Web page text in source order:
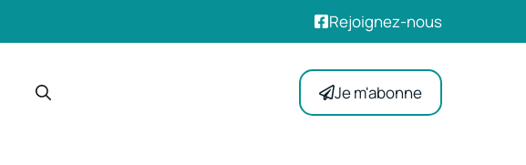
Rejoignez-nous
Je m'abonne